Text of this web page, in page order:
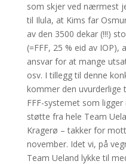
som skjer ved nærmest
til Ilula, at Kims far
av den 3500 dekar (!!!)
(=FFF, 25 % eid av
ansvar for at mange
osv. I tillegg til denne
kommer den uvurderlige
FFF-systemet som
støtte fra hele Team
Kragerø – takker for
november. Idet vi, på
Team Ueland lykke til